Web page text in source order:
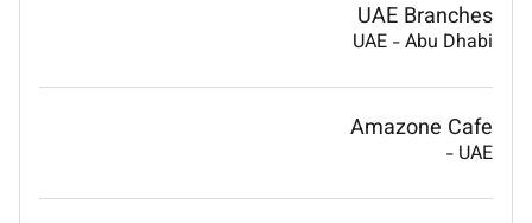
UAE Branches
UAE -Abu Dhabi
Amazone Cafe
UAE
-